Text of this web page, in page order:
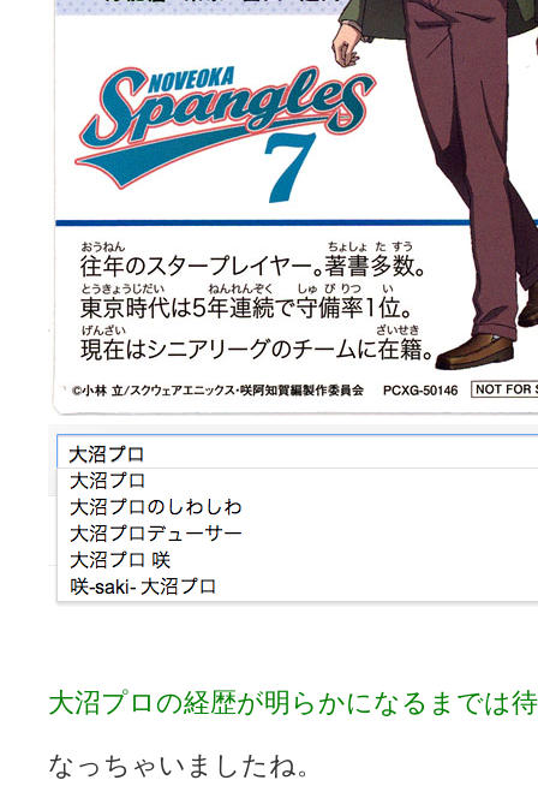
大沼プロの経歴が明らかになるまでは
なっちゃいましたね。